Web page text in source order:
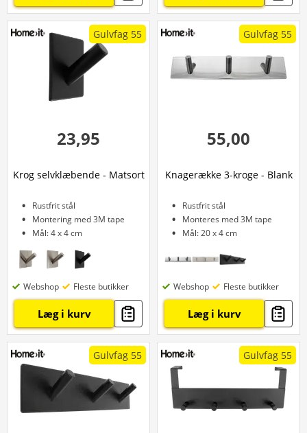
Gulvfag 55
23,95
Krog selvklæbende - Matsort
Rustfrit stål
Montering med 3M tape
Mål: 4 x 4 cm
Webshop Fleste butikker
Læg i kurv
Gulvfag 55
55,00
Knagerække 3-kroge - Blank
Rustfrit stål
Monteres med 3M tape
Mål: 20 x 4 cm
Webshop Fleste butikker
Læg i kurv
Gulvfag 55 Gulvfag 55